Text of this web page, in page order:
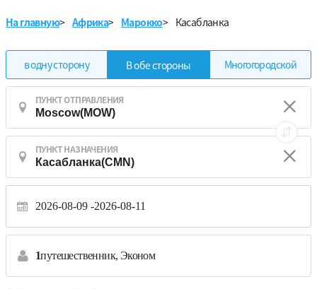
На главную> Африка> Марокко> Касабланка
в одну сторону В обе стороны Многогородской
ПУНКТ ОТПРАВЛЕНИЯ
ПУНКТ НАЗНАЧЕНИЯ
2026-08-09 2026-08-11
1путешественник, Эконом